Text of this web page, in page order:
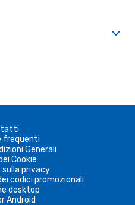
frequenti
Generali
Cookie
privacy
codici promozionali
desktop
Android